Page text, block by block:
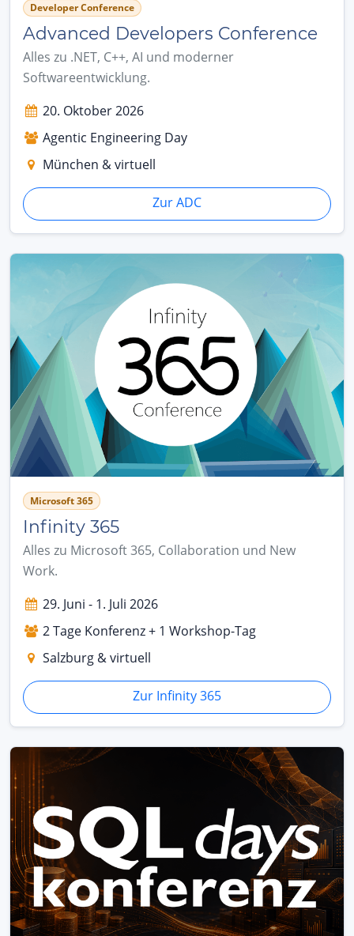
Developer Conference
Advanced Developers Conference
Alles zu .NET, C++, AI und moderner
Softwareentwicklung.
20. Oktober 2026
Agentic Engineering Day
München & virtuell
Zur ADC
Microsoft 365
Infinity 365
Alles zu Microsoft 365, Collaboration und New
Work.
29. Juni - 1. Juli 2026
2 Tage Konferenz + 1 Workshop-Tag
Salzburg & virtuell
Zur Infinity 365